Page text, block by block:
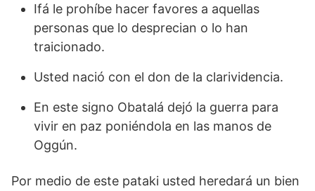
Ifá le prohíbe hacer favores a aquellas
personas que lo desprecian o lo han
traicionado.
Usted nació con el don de la clarividencia.
En este signo Obatalá dejó la guerra para
vivir en paz poniéndola en las manos de
Oggún.
Por medio de este pataki usted heredará un bien